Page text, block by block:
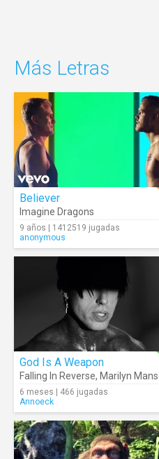
Más Letras
Believer
Imagine Dragons
9 años | 1412519 jugadas
anonymous
God Is A Weapon
Falling In Reverse, Marilyn
6 meses | 466 jugadas
Annoeck